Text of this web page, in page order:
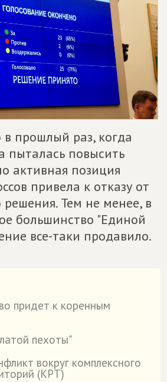
прошлый раз, когда
пыталась повысить
активная позиция
привела к отказу от
решения. Тем не менее, в
большинство "Единой
все-таки продавило.
придет к коренным
пехоты"
вокруг комплексного
(КРТ)